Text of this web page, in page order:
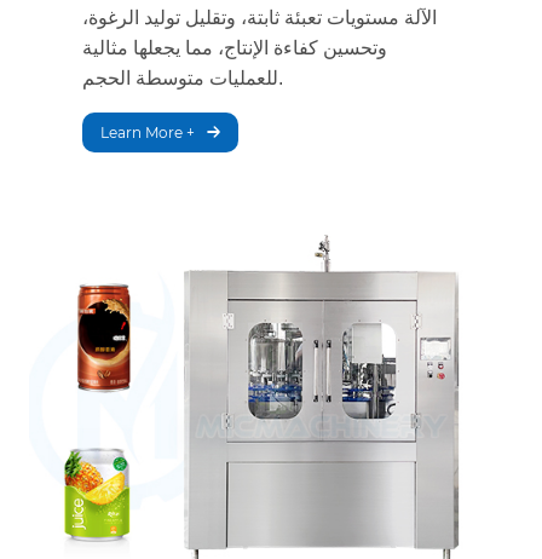
الآلة مستويات تعبئة ثابتة، وتقليل توليد الرغوة،
وتحسين كفاءة الإنتاج، مما يجعلها مثالية
للعمليات متوسطة الحجم.
Learn More +